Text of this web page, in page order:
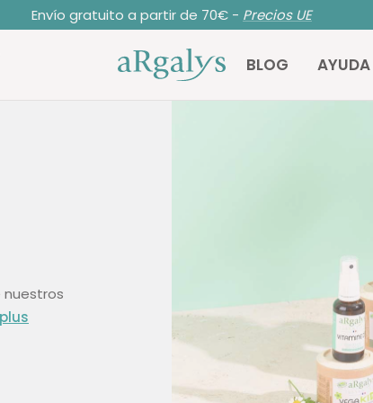
Envío gratuito a partir de 70€ - Precios UE
ARGALYS BLOG AYUDA
nuestros